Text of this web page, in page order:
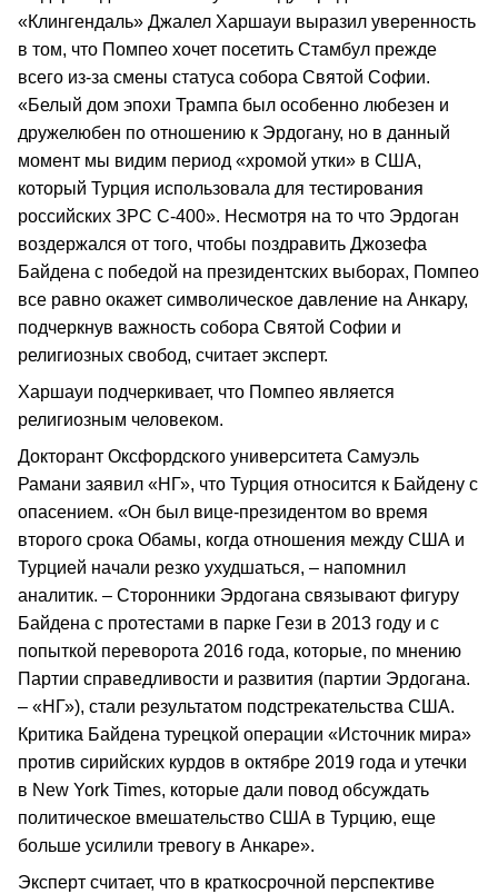
«Клингендаль» Джалел Харшауи выразил уверенность
в том, что Помпео хочет посетить Стамбул прежде
всего из-за смены статуса собора Святой Софии.
«Белый дом эпохи Трампа был особенно любезен и
дружелюбен по отношению к Эрдогану, но в данный
момент мы видим период «хромой утки» в США,
который Турция использовала для тестирования
российских ЗРС С-400». Несмотря на то что Эрдоган
воздержался от того, чтобы поздравить Джозефа
Байдена с победой на президентских выборах, Помпео
все равно окажет символическое давление на Анкару,
подчеркнув важность собора Святой Софии и
религиозных свобод, считает эксперт.
Харшауи подчеркивает, что Помпео является
религиозным человеком.
Докторант Оксфордского университета Самуэль
Рамани заявил «НГ», что Турция относится к Байдену с
опасением. «Он был вице-президентом во время
второго срока Обамы, когда отношения между США и
Турцией начали резко ухудшаться, – напомнил
аналитик. – Сторонники Эрдогана связывают фигуру
Байдена с протестами в парке Гези в 2013 году и с
попыткой переворота 2016 года, которые, по мнению
Партии справедливости и развития (партии Эрдогана.
– «НГ»), стали результатом подстрекательства США.
Критика Байдена турецкой операции «Источник мира»
против сирийских курдов в октябре 2019 года и утечки
в New York Times, которые дали повод обсуждать
политическое вмешательство США в Турцию, еще
больше усилили тревогу в Анкаре».
Эксперт считает, что в краткосрочной перспективе